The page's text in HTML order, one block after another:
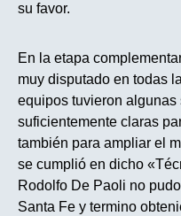
su favor.
En la etapa
muy disputado en todas
equipos tuvieron
suficientemente claras
también para ampliar el
se cumplió en dicho
Rodolfo De Paoli no
Santa Fe y termino